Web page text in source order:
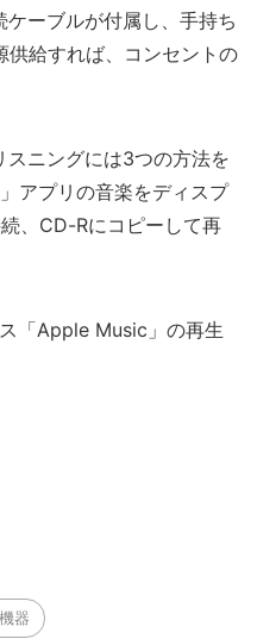
ーブルが付属し、手持ち
供給すれば、コンセントの
ニングには3つの方法を
アプリの音楽をディスプ
、CD-Rにコピーして再
「Apple Music」の再生
器